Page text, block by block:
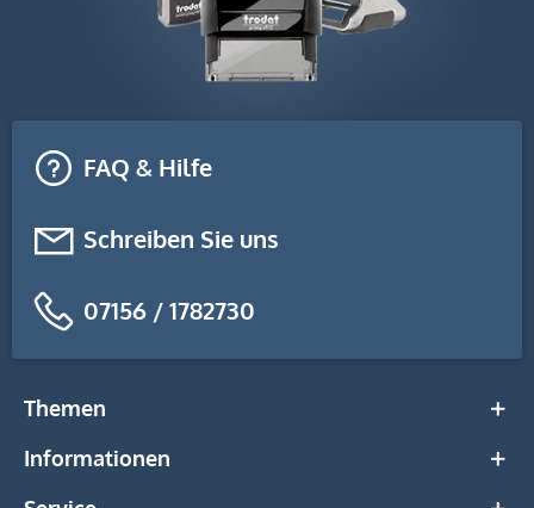
FAQ & Hilfe
Schreiben Sie uns
07156 / 1782730
Themen
Informationen